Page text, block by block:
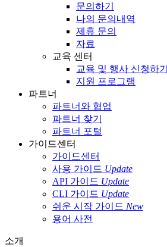
문의하기
나의 문의내역
제휴 문의
자료
교육 센터
교육 및 행사 신청하기
지원 프로그램
파트너
파트너와 협업
파트너 찾기
파트너 포털
가이드센터
가이드센터
사용 가이드 Update
API 가이드 Update
CLI 가이드 Update
쉬운 시작 가이드 New
용어 사전
소개